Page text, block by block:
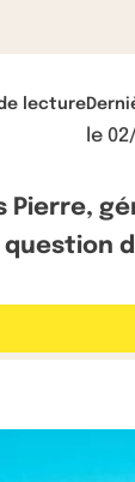
lecture
le
Pierre,